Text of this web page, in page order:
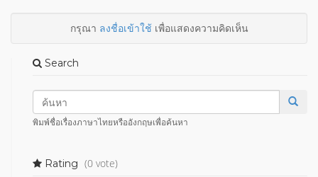
กรุณา ลงชื่อเข้าใช้เพื่อแสดงความคิดเห็น
Search
พิมพ์ชื่อเรื่องภาษาไทยหรืออังกฤษเพื่อค้นหา
Rating (0 vote)